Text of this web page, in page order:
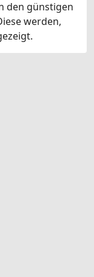
den günstigen
werden,